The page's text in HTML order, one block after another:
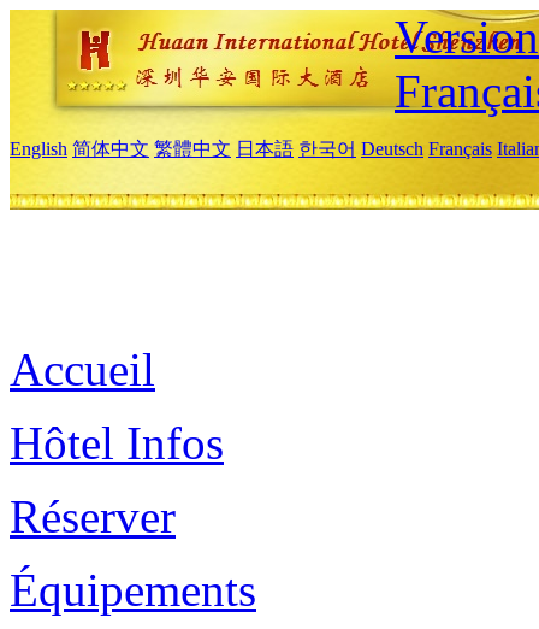
English 简体中文 繁體中文 日本語 한국어 Deutsch Français
Accueil
Hôtel Infos
Réserver
Équipements